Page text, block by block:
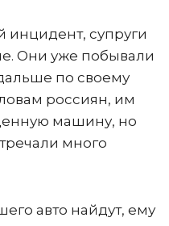
инцидент, супруги
Они уже побывали
по своему
россиян, им
машину, но
много
авто найдут, ему